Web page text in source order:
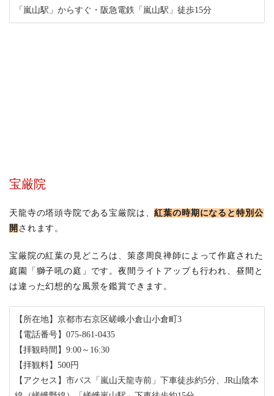
「嵐山駅」からすぐ・阪急電鉄「嵐山駅」徒歩15分
宝厳院
天龍寺の塔頭寺院である宝厳院は、紅葉の時期になると特別公
開 されます。
宝厳院の紅葉の見どころは、策彦周良禅師によって作庭された
庭園「獅子吼の庭」です。夜間ライトアップも行われ、昼間と
は違った幻想的な風景を鑑賞できます。
【所在地】京都市右京区嵯峨小倉山小倉町3
【電話番号】075-861-0435
【拝観時間】9:00～16:30
【拝観料】500円
【アクセス】市バス「嵐山天龍寺前」下車徒歩約5分、JR山陰本